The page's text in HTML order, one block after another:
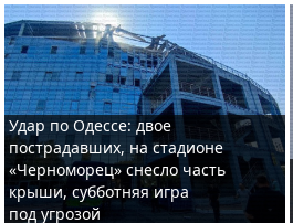
Удар по Одессе: двое
пострадавших, на стадионе
«Черноморец» снесло часть
крыши, субботняя игра
под угрозой